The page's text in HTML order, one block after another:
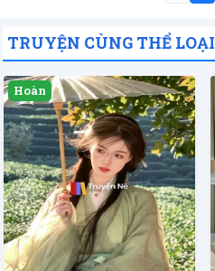
TRUYỆN CÙNG THỂ LOẠI